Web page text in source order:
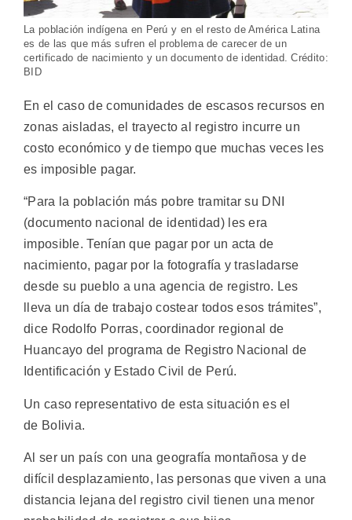
La población indígena en Perú y en el resto de América Latina
es de las que más sufren el problema de carecer de un
certificado de nacimiento y un documento de identidad. Crédito:
BID
En el caso de comunidades de escasos recursos en
zonas aisladas, el trayecto al registro incurre un
costo económico y de tiempo que muchas veces les
es imposible pagar.
“Para la población más pobre tramitar su DNI
(documento nacional de identidad) les era
imposible. Tenían que pagar por un acta de
nacimiento, pagar por la fotografía y trasladarse
desde su pueblo a una agencia de registro. Les
lleva un día de trabajo costear todos esos trámites”,
dice Rodolfo Porras, coordinador regional de
Huancayo del programa de Registro Nacional de
Identificación y Estado Civil de Perú.
Un caso representativo de esta situación es el
de Bolivia.
Al ser un país con una geografía montañosa y de
difícil desplazamiento, las personas que viven a una
distancia lejana del registro civil tienen una menor